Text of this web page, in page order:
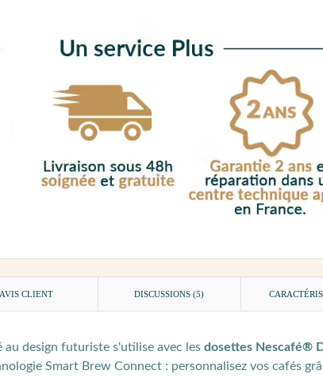
AVIS CLIENT DISCUSSIONS (5)
au design futuriste s'utilise avec les dosettes Nescafé®
Smart Brew Connect : personnalisez vos cafés